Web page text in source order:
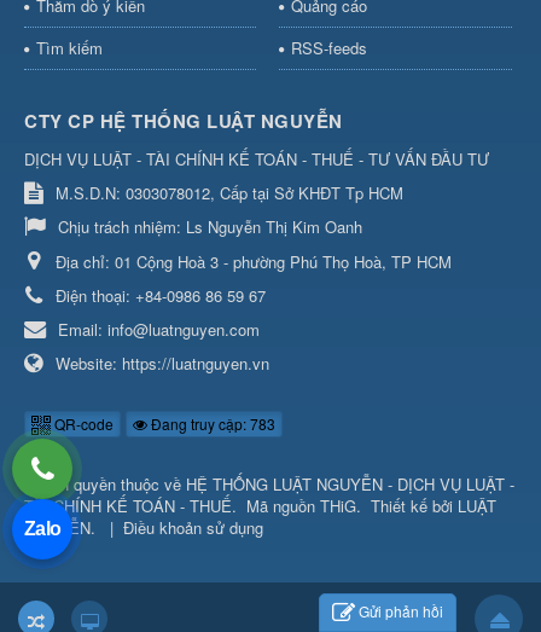
Thăm dò ý kiến
Quảng cáo
Tìm kiếm
RSS-feeds
CTY CP HỆ THỐNG LUẬT NGUYỄN
DỊCH VỤ LUẬT - TÀI CHÍNH KẾ TOÁN - THUẾ - TƯ VẤN ĐẦU TƯ
M.S.D.N: 0303078012, Cấp tại Sở KHĐT Tp HCM
Chịu trách nhiệm: Ls Nguyễn Thị Kim Oanh
Địa chỉ: 01 Cộng Hoà 3 - phường Phú Thọ Hoà, TP HCM
Điện thoại: +84-0986 86 59 67
Email: info@luatnguyen.com
Website: https://luatnguyen.vn
QR-code Đang truy cập: 783
© Bản quyền thuộc về HỆ THỐNG LUẬT NGUYỄN - DỊCH VỤ LUẬT -
TÀI CHÍNH KẾ TOÁN - THUẾ. Mã nguồn THiG. Thiết kế bởi LUẬT
NGUYỄN. | Điều khoản sử dụng
Gửi phản hồi
Zalo